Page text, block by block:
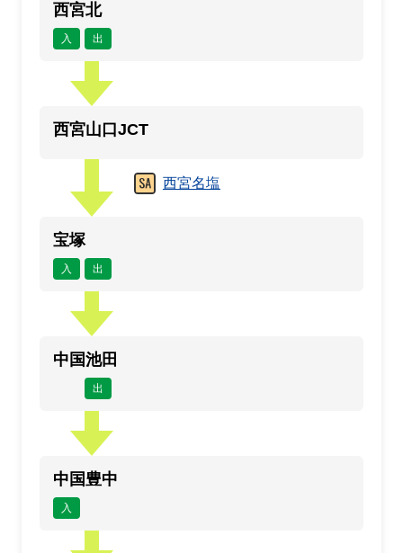
西宮北
入 出
西宮山口JCT
西宮名塩
宝塚
入 出
中国池田
出
中国豊中
入